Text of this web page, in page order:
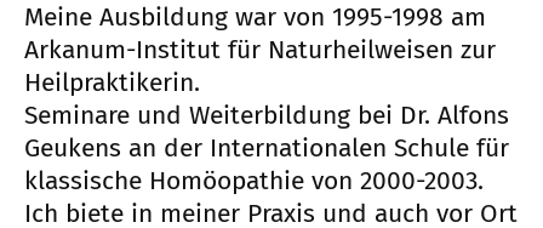
Meine Ausbildung war von 1995-1998 am
Arkanum-Institut für Naturheilweisen zur
Heilpraktikerin.
Seminare und Weiterbildung bei Dr. Alfons
Geukens an der Internationalen Schule für
klassische Homöopathie von 2000-2003.
Ich biete in meiner Praxis und auch vor Ort